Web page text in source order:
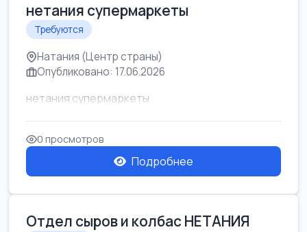
нетания супермаркеты
Требуются
Натания (Центр страны)
Опубликовано: 17.06.2026
нетания супермаркеты
0 просмотров
Подробнее
Отдел сыров и колбас НЕТАНИЯ